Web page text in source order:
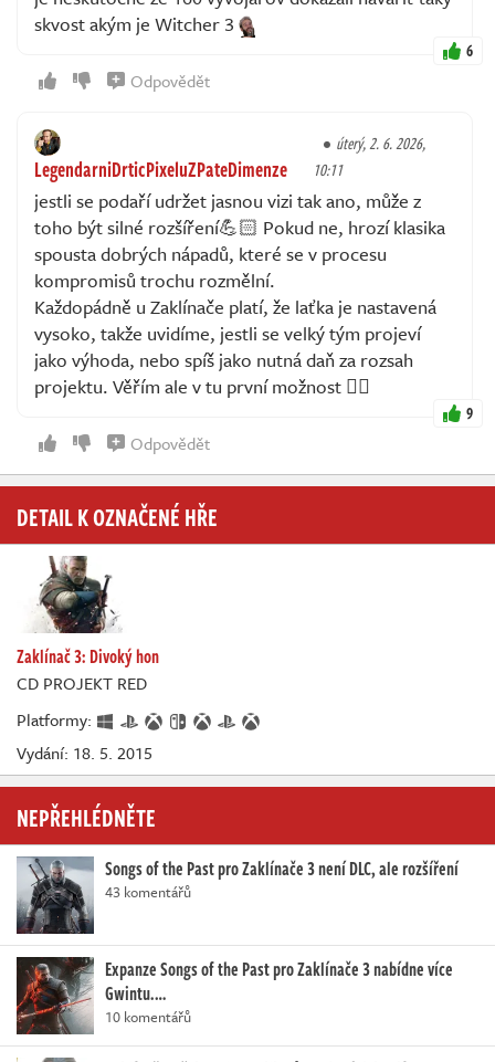
skvost akým je Witcher 3
6
Odpovědět
LegendarniDrticPixeluZPateDimenze
úterý, 2. 6. 2026,
10:11
jestli se podaří udržet jasnou vizi tak ano, může z
toho být silné rozšíření💪🏻 Pokud ne, hrozí klasika
spousta dobrých nápadů, které se v procesu
kompromisů trochu rozmělní.
Každopádně u Zaklínače platí, že laťka je nastavená
vysoko, takže uvidíme, jestli se velký tým projeví
jako výhoda, nebo spíš jako nutná daň za rozsah
projektu. Věřím ale v tu první možnost 👍🏻
9
Odpovědět
DETAIL K OZNAČENÉ HŘE
Zaklínač 3: Divoký hon
CD PROJEKT RED
Platformy:
Vydání: 18. 5. 2015
NEPŘEHLÉDNĚTE
Songs of the Past pro Zaklínače 3 není DLC, ale rozšíření
43 komentářů
Expanze Songs of the Past pro Zaklínače 3 nabídne více
Gwintu.…
10 komentářů